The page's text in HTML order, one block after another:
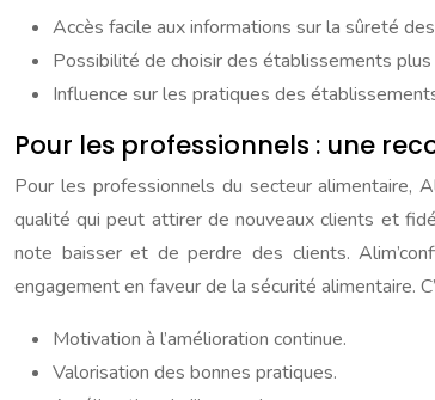
Accès facile aux informations sur la sûreté
Possibilité de choisir des établissements
Influence sur les pratiques des
Pour les professionnels : une
Pour les professionnels du secteur alimentaire,
qualité qui peut attirer de nouveaux clients et
note baisser et de perdre des clients.
engagement en faveur de la sécurité alimentaire.
Motivation à l’amélioration continue.
Valorisation des bonnes pratiques.